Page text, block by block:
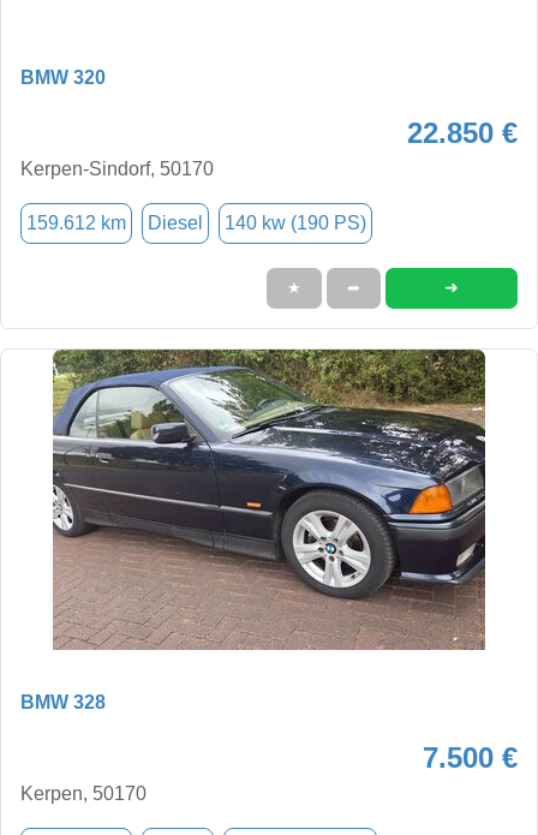
BMW 320
22.850 €
Kerpen-Sindorf, 50170
159.612 km Diesel 140 kw (190 PS)
★ ➦ ➜
BMW 328
7.500 €
Kerpen, 50170